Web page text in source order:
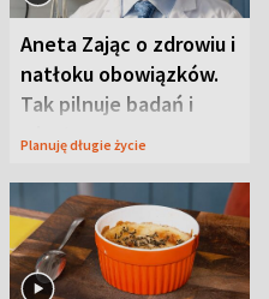
Aneta Zając o zdrowiu i
natłoku obowiązków.
Tak pilnuje badań i
wizyt
Planuję długie życie